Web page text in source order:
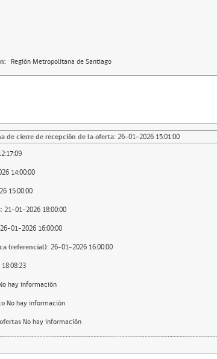
Región Metropolitana de Santiago
de cierre de recepción de la oferta: 26-01-2026 15:01:00
14:00:00
15:00:00
21-01-2026 18:00:00
26-01-2026 16:00:00
(referencial): 26-01-2026 16:00:00
hay información
No hay información
No hay información